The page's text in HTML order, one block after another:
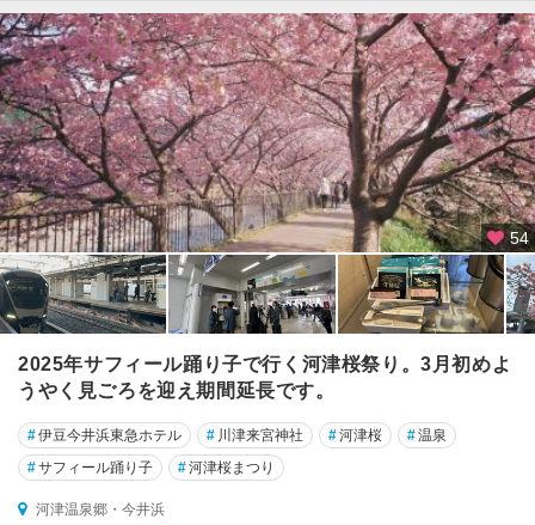
54
2025年サフィール踊り子で行く河津桜祭り。3月初めよ
うやく見ごろを迎え期間延長です。
#伊豆今井浜東急ホテル # 川津来宮神社 #河津桜 #温泉
#サフィール踊り子 #河津桜まつり
河津温泉郷・今井浜